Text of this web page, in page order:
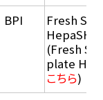
BPI
Fresh
HepaSH®
(Fresh
plate
こちら)